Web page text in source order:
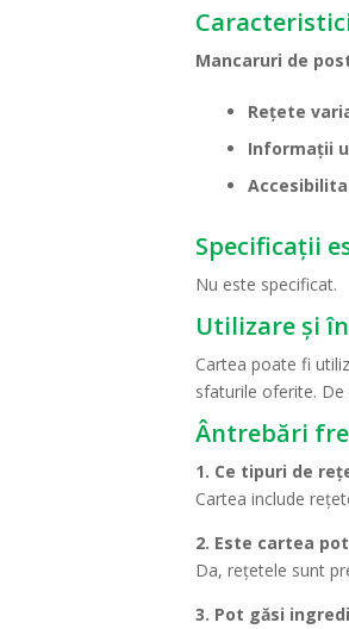
Mancaruri de
Rețete
Informații
Specificații
Nu este specificat.
Utilizare și
Cartea poate fi
sfaturile oferite.
Ântrebări
1. Ce tipuri de
Cartea include
2. Este cartea
Da, rețetele sunt
3. Pot găsi